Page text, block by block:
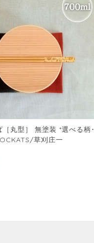
［丸型］ 無塗装 *選べる柄･
草刈庄一